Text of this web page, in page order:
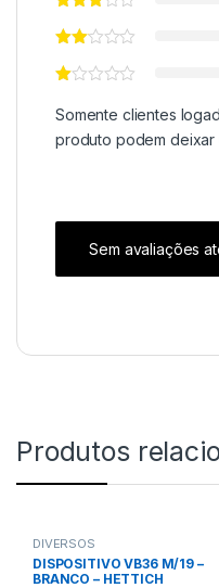
Somente clientes
produto podem deixar
Sem avaliações
Produtos
DIVERSOS
DISPOSITIVO VB36 M/19 –
BRANCO – HETTICH